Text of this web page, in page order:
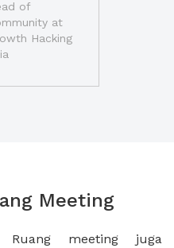
of
at
Hacking
Meeting